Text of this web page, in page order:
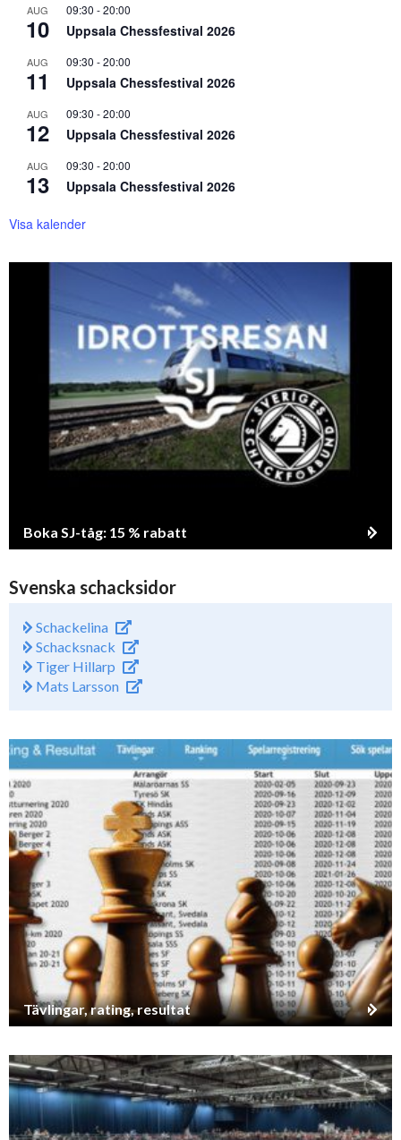
AUG
10
09:30 -20:00
Uppsala Chessfestival 2026
AUG
11
09:30 -20:00
Uppsala Chessfestival 2026
AUG
12
09:30 -20:00
Uppsala Chessfestival 2026
AUG
13
09:30 -20:00
Uppsala Chessfestival 2026
Visa kalender
Boka SJ-tåg: 15 % rabatt
Svenska schacksidor
Schackelina
Schacksnack
Tiger Hillarp
Mats Larsson
Tävlingar, rating, resultat